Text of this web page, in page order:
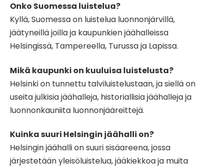
Onko Suomessa luistelua?
Kyllä, Suomessa on luistelua luonnonjärvillä,
jäätyneillä joilla ja kaupunkien jäähalleissa
Helsingissä, Tampereella, Turussa ja Lapissa.
Mikä kaupunki on kuuluisa luistelusta?
Helsinki on tunnettu talviluistelustaan, ja siellä on
useita julkisia jäähalleja, historiallisia jäähalleja ja
luonnonkauniita luonnonjääreittejä.
Kuinka suuri Helsingin jäähalli on?
Helsingin jäähalli on suuri sisäareena, jossa
järjestetään yleisöluistelua, jääkiekkoa ja muita